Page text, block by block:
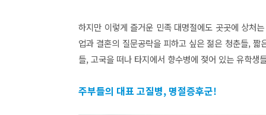
하지만 이렇게 즐거운 민족 대명절에도 곳곳에 상처
업과 결혼의 질문공략을 피하고 싶은 젊은 청춘들,
들, 고국을 떠나 타지에서 향수병에 젖어 있는 유학
주부들의 대표 고질병, 명절증후군!